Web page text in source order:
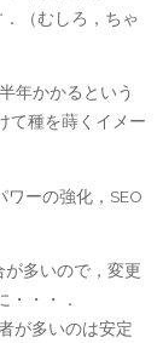
（むしろ，ちゃ
年かかるという
て種を蒔くイメー
ワーの強化，SEO
多いので，変更
・・・．
が多いのは安定